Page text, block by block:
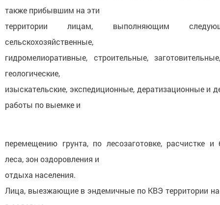
также прибывшим на эти
территории лицам, выполняющим
сельскохозяйственные,
гидромелиоративные, строительные,
геологические,
изыскательские, экспедиционные, дератизационные и
работы по выемке и
перемещению грунта, по лесозаготовке, расчистке и
леса, зон оздоровления и
отдыха населения.
Лица, выезжающие в эндемичные по КВЭ территории